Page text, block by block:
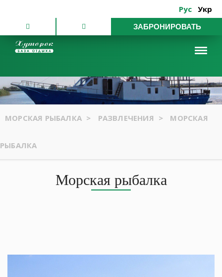
Рус Укр
ЗАБРОНИРОВАТЬ
МОРСКАЯ РЫБАЛКА > РАЗВЛЕЧЕНИЯ > МОРСКАЯ
РЫБАЛКА
Морская рыбалка